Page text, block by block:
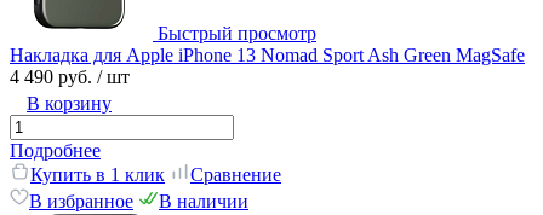
Быстрый просмотр
Накладка для Apple iPhone 13 Nomad Sport Ash Green MagSafe
4 490 руб. / шт
В корзину
Подробнее
Купить в 1 клик
Сравнение
В избранное
В наличии